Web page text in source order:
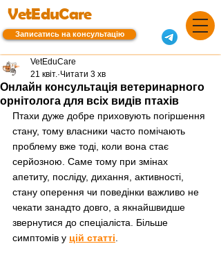
VetEduCare
Записатись на консультацію
Онлайн консультація ветеринарного
орнітолога для всіх видів птахів
VetEduCare
21 квіт. Читати 3 хв
Птахи дуже добре приховують погіршення
стану, тому власники часто помічають
проблему вже тоді, коли вона стає
серйозною. Саме тому при змінах
апетиту, посліду, дихання, активності,
стану оперення чи поведінки важливо не
чекати занадто довго, а якнайшвидше
звернутися до спеціаліста. Більше
симптомів у цій статті